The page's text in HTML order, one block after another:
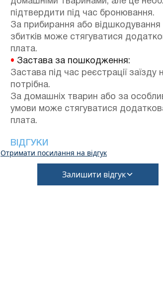
підтвердити під час бронювання.
За прибирання або відшкодування
збитків може стягуватися
плата.
• Застава за пошкодження:
Застава під час реєстрації заїзду
потрібна.
За домашніх тварин або за
умови може стягуватися
плата.
ВІДГУКИ
Отримати посилання на відгук
Залишити відгук